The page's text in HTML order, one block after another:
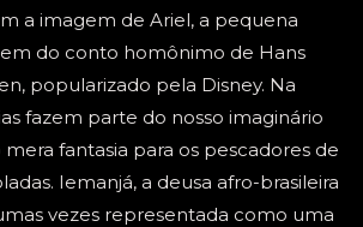
a imagem de Ariel, a pequena
do conto homônimo de Hans
popularizado pela Disney. Na
fazem parte do nosso imaginário
mera fantasia para os pescadores de
Iemanjá, a deusa afro-brasileira
vezes representada como uma